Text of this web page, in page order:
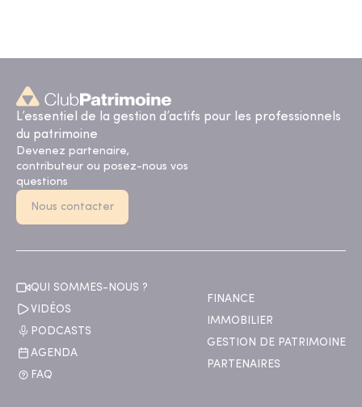
L’essentiel de la gestion d’actifs pour les professionnels
du patrimoine
Devenez partenaire,
contributeur ou posez-nous vos
questions
Nous contacter
QUI SOMMES-NOUS ?
VIDÉOS
PODCASTS
AGENDA
FAQ
FINANCE
IMMOBILIER
GESTION DE PATRIMOINE
PARTENAIRES